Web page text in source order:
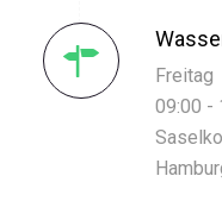
Freitag
09:00 -